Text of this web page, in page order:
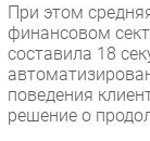
При этом
финансовом
составила 18
поведения
решение о